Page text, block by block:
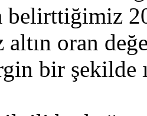
belirttiğimiz
oran
bir şekilde